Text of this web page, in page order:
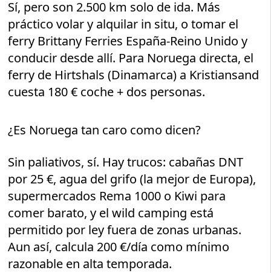
Sí, pero son 2.500 km solo de ida. Más
práctico volar y alquilar in situ, o tomar el
ferry Brittany Ferries España-Reino Unido y
conducir desde allí. Para Noruega directa, el
ferry de Hirtshals (Dinamarca) a Kristiansand
cuesta 180 € coche + dos personas.
¿Es Noruega tan caro como dicen?
Sin paliativos, sí. Hay trucos: cabañas DNT
por 25 €, agua del grifo (la mejor de Europa),
supermercados Rema 1000 o Kiwi para
comer barato, y el wild camping está
permitido por ley fuera de zonas urbanas.
Aun así, calcula 200 €/día como mínimo
razonable en alta temporada.